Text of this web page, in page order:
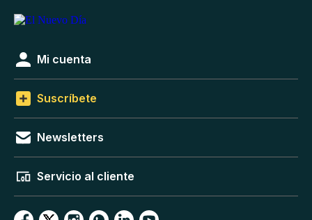
Mi cuenta
Suscríbete
Newsletters
Servicio al cliente